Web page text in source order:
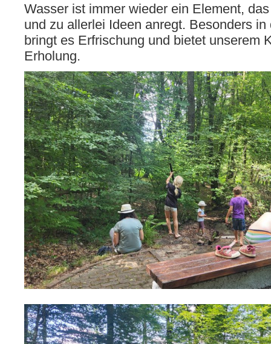
Wasser ist immer wieder ein Element,
und zu allerlei Ideen anregt. Besonders
bringt es Erfrischung und bietet unserem
Erholung.